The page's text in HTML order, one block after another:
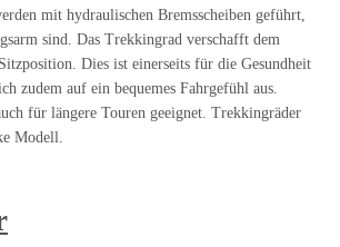
mit hydraulischen Bremsscheiben geführt,
sind. Das Trekkingrad verschafft dem
Dies ist einerseits für die Gesundheit
zudem auf ein bequemes Fahrgefühl aus.
für längere Touren geeignet. Trekkingräder
Modell.